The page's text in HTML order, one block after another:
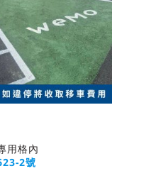
用格內
2號